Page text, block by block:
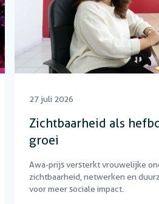
27 juli 2026
Zichtbaarheid als
groei
Awa-prijs versterkt vrouwelijke
zichtbaarheid, netwerken en
voor meer sociale impact.